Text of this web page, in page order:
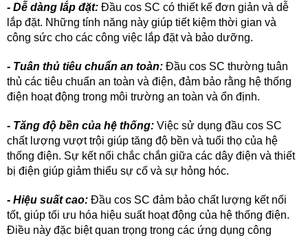
- Dễ dàng lắp đặt: Đầu cos SC có thiết kế đơn giản và dễ
lắp đặt. Những tính năng này giúp tiết kiệm thời gian và
công sức cho các công việc lắp đặt và bảo dưỡng.
- Tuân thủ tiêu chuẩn an toàn: Đầu cos SC thường tuân
thủ các tiêu chuẩn an toàn và điện, đảm bảo rằng hệ thống
điện hoạt động trong môi trường an toàn và ổn định.
- Tăng độ bền của hệ thống: Việc sử dụng đầu cos SC
chất lượng vượt trội giúp tăng độ bền và tuổi thọ của hệ
thống điện. Sự kết nối chắc chắn giữa các dây điện và thiết
bị điện giúp giảm thiểu sự cố và sự hỏng hóc.
- Hiệu suất cao: Đầu cos SC đảm bảo chất lượng kết nối
tốt, giúp tối ưu hóa hiệu suất hoạt động của hệ thống điện.
Điều này đặc biệt quan trọng trong các ứng dụng công